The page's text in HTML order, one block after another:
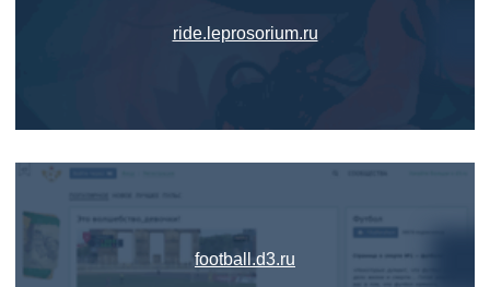
ride.leprosorium.ru
football.d3.ru